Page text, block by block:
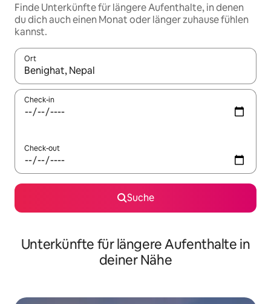
Finde Unterkünfte für längere Aufenthalte, in denen
du dich auch einen Monat oder länger zuhause fühlen
kannst.
Ort
Wenn Ergebnisse verfügbar sind, navigiere mit den
Check-in
Check-out
Suche
Unterkünfte für längere Aufenthalte in
deiner Nähe